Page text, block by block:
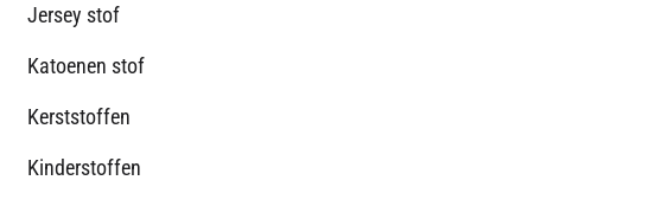
Jersey stof
Katoenen stof
Kerststoffen
Kinderstoffen